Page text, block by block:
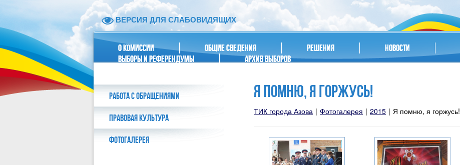
ВЕРСИЯ ДЛЯ СЛАБОВИДЯЩИХ
О КОМИССИИ ОБЩИЕ СВЕДЕНИЯ РЕШЕНИЯ НОВОСТИ
ВЫБОРЫ И РЕФЕРЕНДУМЫ
АРХИВ ВЫБОРОВ
РАБОТА С ОБРАЩЕНИЯМИ
ПРАВОВАЯ КУЛЬТУРА
ФОТОГАЛЕРЕЯ
Я ПОМНЮ, Я ГОРЖУСЬ!
ТИК города Азова | Фотогалерея | 2015 | Я помню, я горжусь!